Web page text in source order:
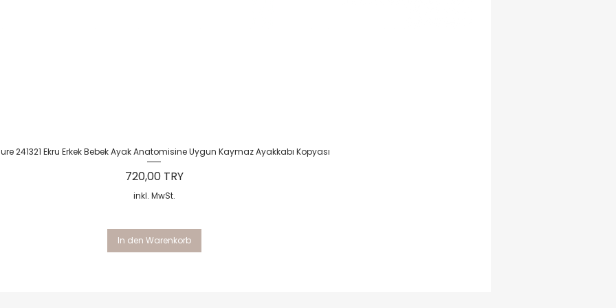
Schnellansicht
241321 Ekru Erkek Bebek Ayak Anatomisine Uygun Kaymaz Ayakkabı Kopyası
Preis
720,00 TRY
inkl. MwSt.
In den Warenkorb